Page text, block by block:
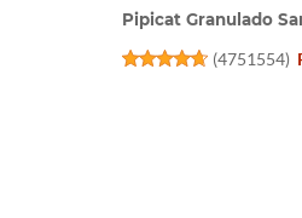
Pipicat Granulado
(4751554)